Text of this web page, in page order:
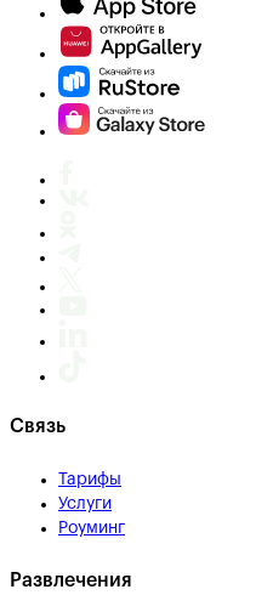
Связь
Тарифы
Услуги
Роуминг
Развлечения